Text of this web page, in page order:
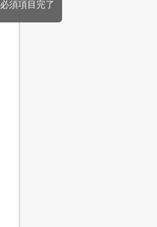
必須項目完了